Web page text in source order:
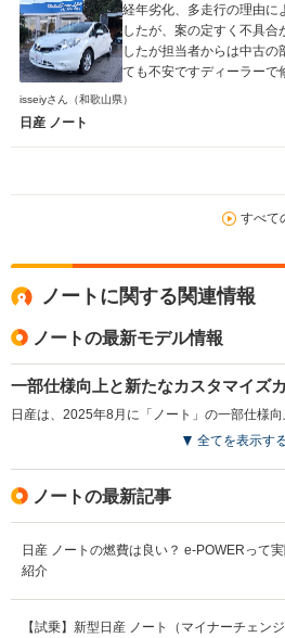
経年劣化、多走行の理由に
したが、案の定すく不具合
したが担当者からは中古の
ても不安ですディーラーで
ことやら、保証入ってな
ね、あー怖！！！
isseiyさん （和歌山県）
日産 ノート
すべて
ノートに関する関連情報
ノートの最新モデル情報
一部仕様向上と新たなカスタマイズ
全てを表示す
ノートの最新記事
日産 ノートの燃費は良い？ e-POWERって
紹介
【試乗】新型日産 ノート（マイナーチェン